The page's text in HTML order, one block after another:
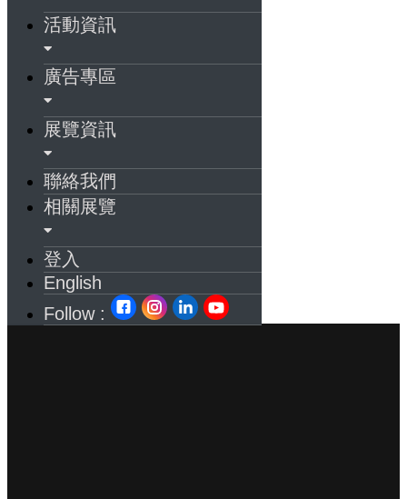
活動資訊
廣告專區
展覽資訊
聯絡我們
相關展覽
登入
English
Follow :